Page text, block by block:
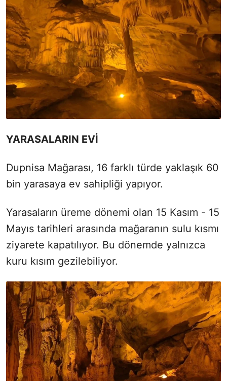
YARASALARIN EVİ
Dupnisa Mağarası, 16 farklı türde yaklaşık 60
bin yarasaya ev sahipliği yapıyor.
Yarasaların üreme dönemi olan 15 Kasım - 15
Mayıs tarihleri arasında mağaranın sulu kısmı
ziyarete kapatılıyor. Bu dönemde yalnızca
kuru kısım gezilebiliyor.